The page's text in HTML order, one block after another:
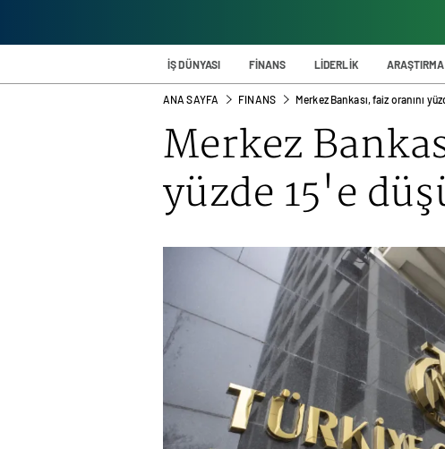
İŞ DÜNYASI FİNANS LİDERLİK
ANA SAYFA FINANS Merkez Bankası, faiz oranını
Merkez
yüzde 15'e